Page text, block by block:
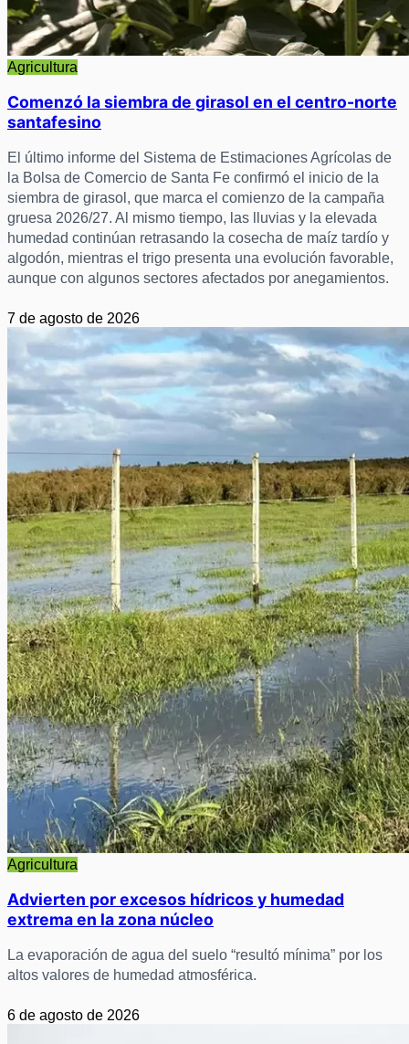
Agricultura
Comenzó la siembra de girasol en el centro-norte
santafesino
El último informe del Sistema de Estimaciones Agrícolas de
la Bolsa de Comercio de Santa Fe confirmó el inicio de la
siembra de girasol, que marca el comienzo de la campaña
gruesa 2026/27. Al mismo tiempo, las lluvias y la elevada
humedad continúan retrasando la cosecha de maíz tardío y
algodón, mientras el trigo presenta una evolución favorable,
aunque con algunos sectores afectados por anegamientos.
7 de agosto de 2026
Agricultura
Advierten por excesos hídricos y humedad
extrema en la zona núcleo
La evaporación de agua del suelo “resultó mínima” por los
altos valores de humedad atmosférica.
6 de agosto de 2026